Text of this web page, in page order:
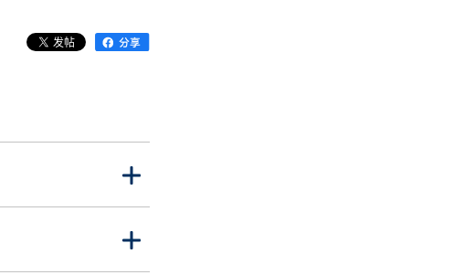
打
开
关
闭
打
开
关
闭